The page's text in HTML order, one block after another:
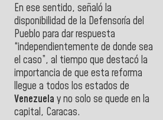
En ese sentido, señaló la
disponibilidad de la Defensoría del
Pueblo para dar respuesta
“independientemente de donde sea
el caso”, al tiempo que destacó la
importancia de que esta reforma
llegue a todos los estados de
Venezuela y no solo se quede en la
capital, Caracas.